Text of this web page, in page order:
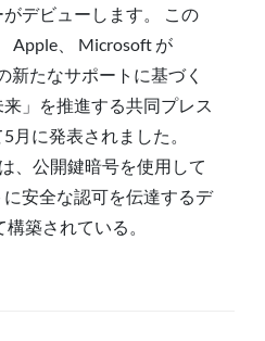
デビューします。 この
Apple、 Microsoft が
新たなサポートに基づく
来」を推進する共同プレス
月に発表されました。
、公開鍵暗号を使用して
安全な認可を伝達するデ
築されている。